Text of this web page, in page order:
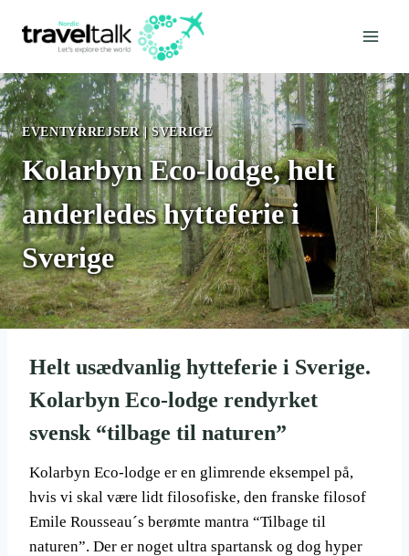
EVENTYRREJSER|SVERIGE
Kolarbyn Eco-lodge, helt
anderledes hytteferie i
Sverige
Helt usædvanlig hytteferie i Sverige.
Kolarbyn Eco-lodge rendyrket
svensk “tilbage til naturen”
Kolarbyn Eco-lodge er en glimrende eksempel på,
hvis vi skal være lidt filosofiske, den franske filosof
Emile Rousseau´s berømte mantra “Tilbage til
naturen”. Der er noget ultra spartansk og dog hyper